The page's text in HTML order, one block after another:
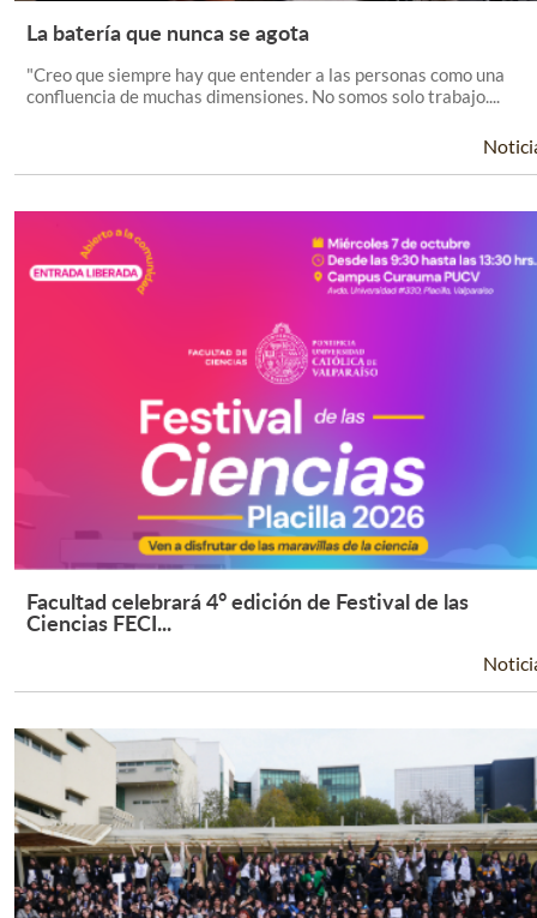
La batería que nunca se agota
"Creo que siempre hay que entender a las personas como una
confluencia de muchas dimensiones. No somos solo trabajo....
Leer Más +
Facultad celebrará 4° edición de Festival de las
Ciencias FECI...